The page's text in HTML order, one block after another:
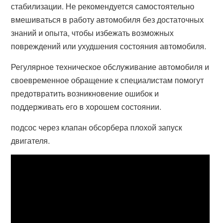
стабилизации. Не рекомендуется самостоятельно
вмешиваться в работу автомобиля без достаточных
знаний и опыта, чтобы избежать возможных
повреждений или ухудшения состояния автомобиля.
Регулярное техническое обслуживание автомобиля и
своевременное обращение к специалистам помогут
предотвратить возникновение ошибок и
поддерживать его в хорошем состоянии.
подсос через клапан обсорбера плохой запуск
двигателя.